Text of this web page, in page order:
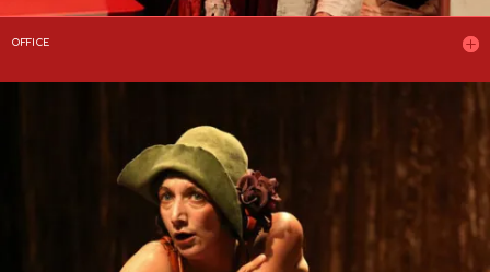
OFFICE